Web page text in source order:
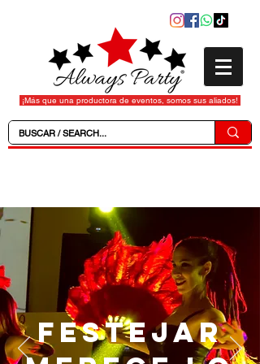
¡Más que una productora de eventos, somos sus aliados!
FESTEJAR